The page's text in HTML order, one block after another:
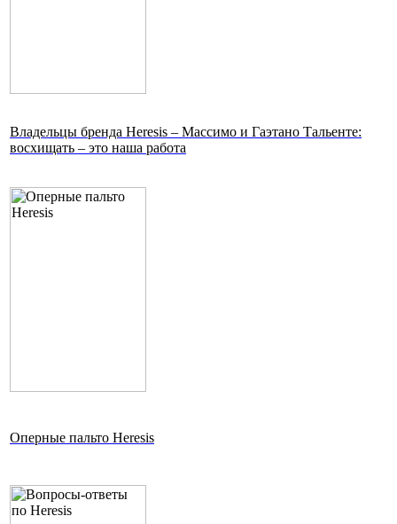
Владельцы бренда Heresis – Массимо и Гаэтано Тальенте:
восхищать – это наша работа
Оперные пальто Heresis